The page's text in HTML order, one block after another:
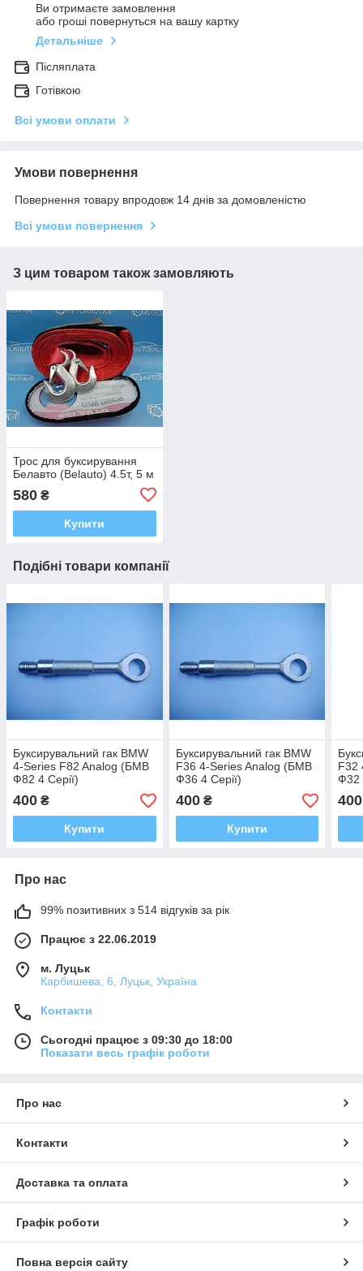
Ви отримаєте замовлення
або гроші повернуться на вашу картку
Детальніше
Післяплата
Готівкою
Всі умови оплати
Умови повернення
Повернення товару впродовж 14 днів за домовленістю
Всі умови повернення
З цим товаром також замовляють
Трос для буксирування
Белавто (Belauto) 4.5т, 5 м
580 ₴
Купити
Подібні товари компанії
Буксирувальний гак BMW
4-Series F82 Analog (БМВ
Ф82 4 Серії)
400 ₴
Купити
Буксирувальний гак BMW
F36 4-Series Analog (БМВ
Ф36 4 Серії)
400₴
Купити
F32
Ф32
400
Про нас
99% позитивних з 514 відгуків за рік
Працює з 22.06.2019
м. Луцьк
Карбишева, 6, Луцьк, Україна
Контакти
Сьогодні працює з 09:30 до 18:00
Показати весь графік роботи
Про нас
Контакти
Доставка та оплата
Графік роботи
Повна версія сайту